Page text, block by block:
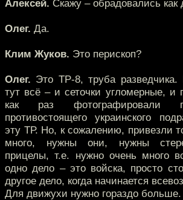
Алексей. Скажу – обрадовались как
Олег. Да.
Клим Жуков. Это перископ?
Олег. Это ТР-8, труба
тут всё – и сеточки угломерные, и
как раз фотографировали
противостоящего украинского
эту ТР. Но, к сожалению, привезли
много, нужны они, нужны
прицелы, т.е. нужно очень много
одно дело – это войска, просто
другое дело, когда начинается
Для движухи нужно гораздо больше.